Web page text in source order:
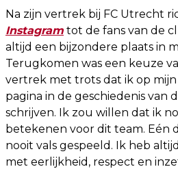
Na zijn vertrek bij FC Utrecht
Instagram tot de fans van de
altijd een bijzondere plaats in
Terugkomen was een keuze
vertrek met trots dat ik op
pagina in de geschiedenis van
schrijven. Ik zou willen dat ik
betekenen voor dit team. Eén
nooit vals gespeeld. Ik heb
met eerlijkheid, respect en